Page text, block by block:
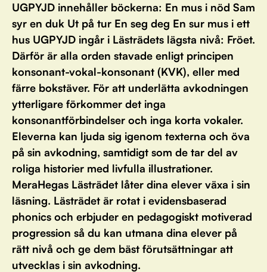
UGPYJD innehåller böckerna: En mus i nöd Sam
syr en duk Ut på tur En seg deg En sur mus i ett
hus UGPYJD ingår i Lästrädets lägsta nivå: Fröet.
Därför är alla orden stavade enligt principen
konsonant-vokal-konsonant (KVK), eller med
färre bokstäver. För att underlätta avkodningen
ytterligare förkommer det inga
konsonantförbindelser och inga korta vokaler.
Eleverna kan ljuda sig igenom texterna och öva
på sin avkodning, samtidigt som de tar del av
roliga historier med livfulla illustrationer.
MeraHegas Lästrädet låter dina elever växa i sin
läsning. Lästrädet är rotat i evidensbaserad
phonics och erbjuder en pedagogiskt motiverad
progression så du kan utmana dina elever på
rätt nivå och ge dem bäst förutsättningar att
utvecklas i sin avkodning.